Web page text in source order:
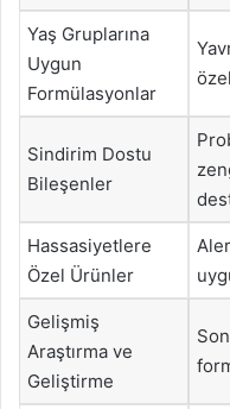
Yaş Gruplarına
Uygun
Formülasyonlar
Sindirim Dostu
Bileşenler
Hassasiyetlere
Özel Ürünler
Gelişmiş
Araştırma ve
Geliştirme